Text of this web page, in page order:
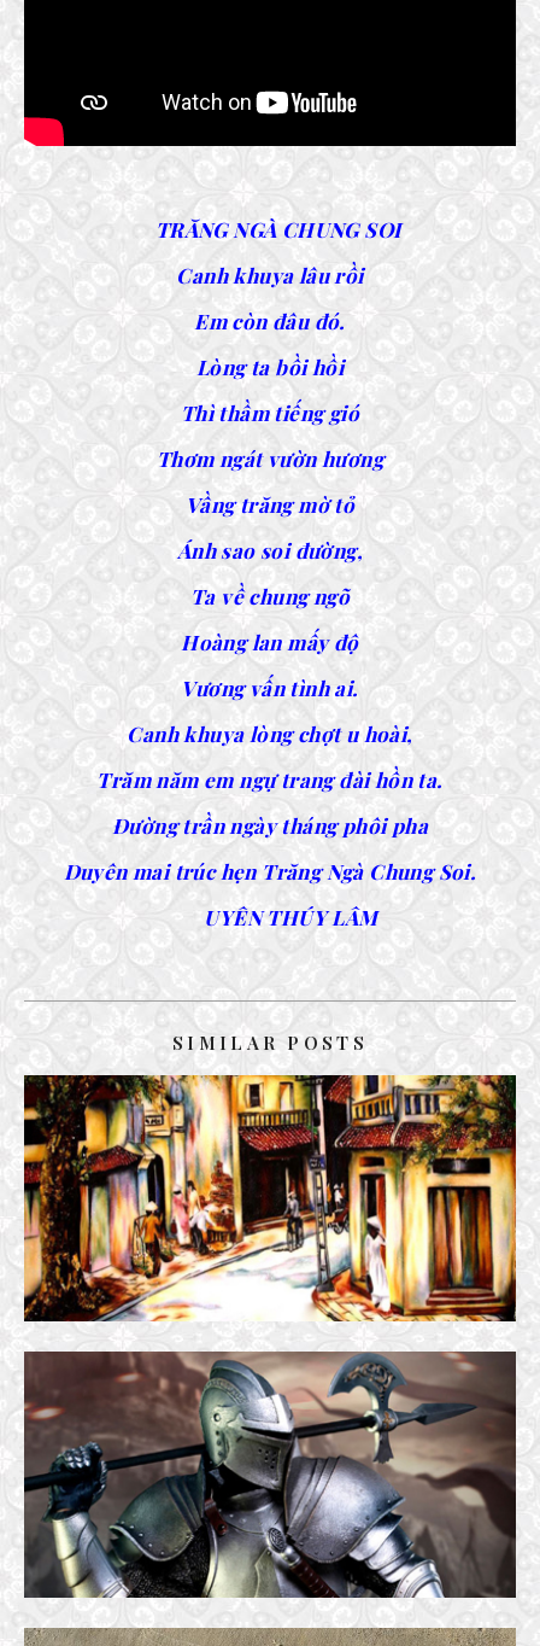
TRĂNG NGÀ CHUNG SOI
Canh khuya lâu rồi
Em còn đâu đó.
Lòng ta bồi hồi
Thì thầm tiếng gió
Thơm ngát vườn hương
Vầng trăng mờ tỏ
Ánh sao soi đường,
Ta về chung ngõ
Hoàng lan mấy độ
Vương vấn tình ai.
Canh khuya lòng chợt u hoài,
Trăm năm em ngự trang đài hồn ta.
Đường trần ngày tháng phôi pha
Duyên mai trúc hẹn Trăng Ngà Chung Soi.
UYÊN THÚY LÂM
SIMILAR POSTS
MÙA XUÂN PHỐ CŨ
28 October, 2016
LẺ BÓNG – THƠ XƯỚNG HỌA
14 June, 2019